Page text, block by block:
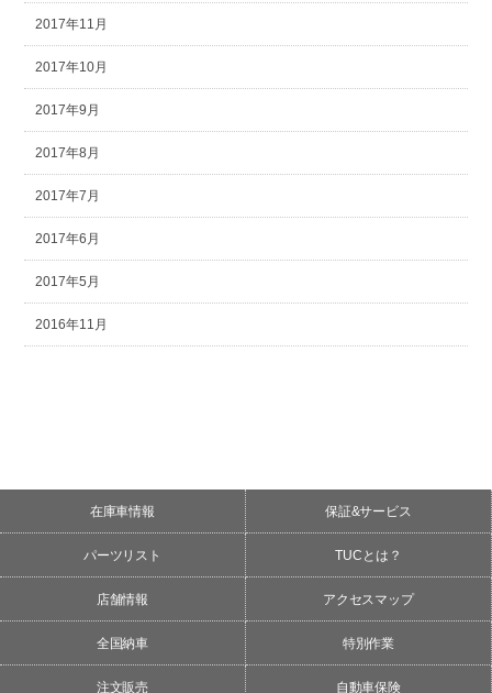
2017年11月
2017年10月
2017年9月
2017年8月
2017年7月
2017年6月
2017年5月
2016年11月
在庫車情報 保証&サービス
パーツリスト TUCとは？
店舗情報 アクセスマップ
全国納車 特別作業
注文販売 自動車保険